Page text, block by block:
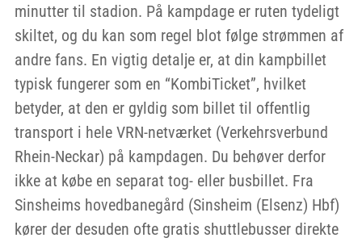
minutter til stadion. På kampdage er ruten tydeligt
skiltet, og du kan som regel blot følge strømmen af
andre fans. En vigtig detalje er, at din kampbillet
typisk fungerer som en “KombiTicket”, hvilket
betyder, at den er gyldig som billet til offentlig
transport i hele VRN-netværket (Verkehrsverbund
Rhein-Neckar) på kampdagen. Du behøver derfor
ikke at købe en separat tog- eller busbillet. Fra
Sinsheims hovedbanegård (Sinsheim (Elsenz) Hbf)
kører der desuden ofte gratis shuttlebusser direkte